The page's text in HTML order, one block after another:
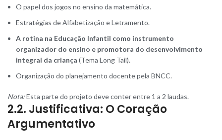
O papel dos jogos no ensino da matemática.
Estratégias de Alfabetização e Letramento.
A rotina na Educação Infantil como instrumento
organizador do ensino e promotora do desenvolvimento
integral da criança (Tema Long Tail).
Organização do planejamento docente pela BNCC.
Nota:Esta parte do projeto deve conter entre 1 a 2 laudas.
2.2. Justificativa: O Coração
Argumentativo